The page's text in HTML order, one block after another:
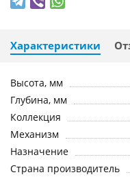
Характеристики
Высота, мм
Глубина, мм
Коллекция
Механизм
Назначение
Страна производитель